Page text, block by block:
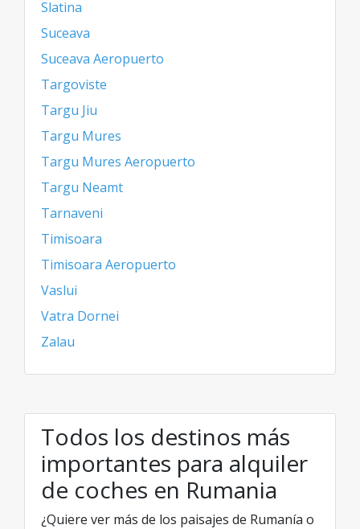
Slatina
Suceava
Suceava Aeropuerto
Targoviste
Targu Jiu
Targu Mures
Targu Mures Aeropuerto
Targu Neamt
Tarnaveni
Timisoara
Timisoara Aeropuerto
Vaslui
Vatra Dornei
Zalau
Todos los destinos más
importantes para alquiler
de coches en Rumania
¿Quiere ver más de los paisajes de Rumanía o